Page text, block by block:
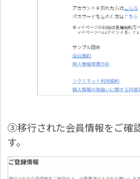
③移行された会員情報をご確
す。